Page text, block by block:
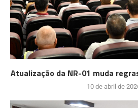
Atualização da NR-01 muda
10 de abril de